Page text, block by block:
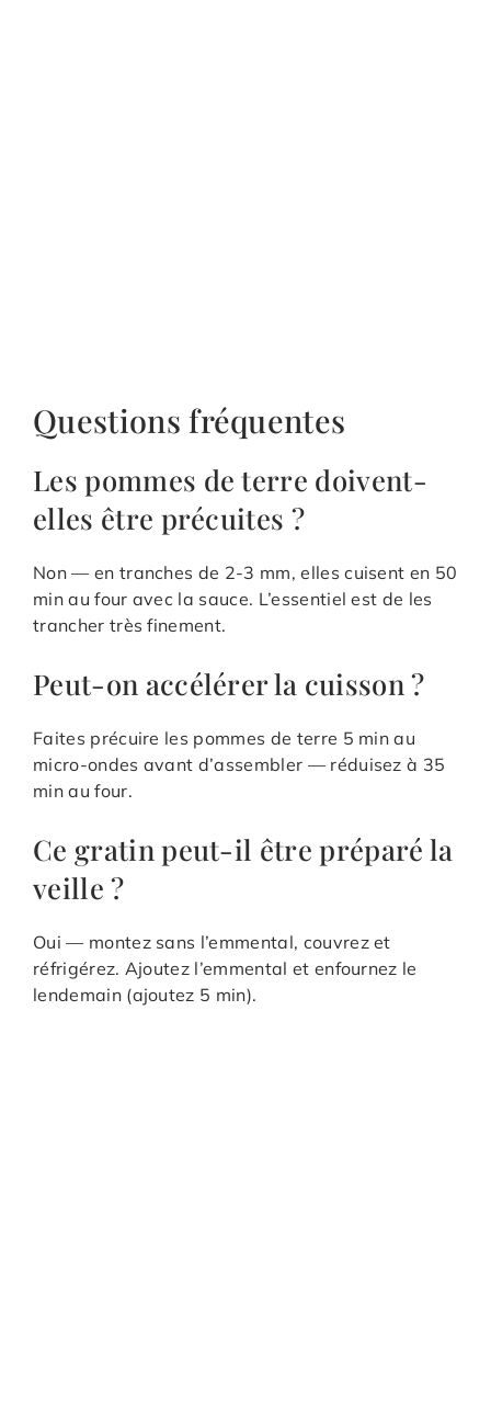
Questions fréquentes
Les pommes de terre doivent-
elles être précuites ?
Non — en tranches de 2-3 mm, elles cuisent en 50
min au four avec la sauce. L’essentiel est de les
trancher très finement.
Peut-on accélérer la cuisson ?
Faites précuire les pommes de terre 5 min au
micro-ondes avant d’assembler — réduisez à 35
min au four.
Ce gratin peut-il être préparé la
veille ?
Oui — montez sans l’emmental, couvrez et
réfrigérez. Ajoutez l’emmental et enfournez le
lendemain (ajoutez 5 min).